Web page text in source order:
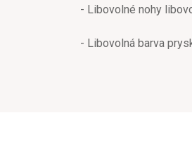
- Libovolné nohy
- Libovolná barva